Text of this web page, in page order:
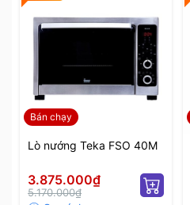
Bán chạy
Lò nướng Teka FSO 40M
3.875.000₫
5.170.000₫